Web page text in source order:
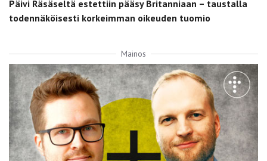
Päivi Räsäseltä estettiin pääsy Britanniaan – taustalla
todennäköisesti korkeimman oikeuden tuomio
Mainos